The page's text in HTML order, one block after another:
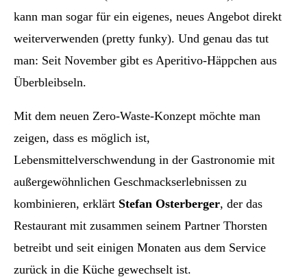
kann man sogar für ein eigenes, neues Angebot direkt
weiterverwenden (pretty funky). Und genau das tut
man: Seit November gibt es Aperitivo-Häppchen aus
Überbleibseln.
Mit dem neuen Zero-Waste-Konzept möchte man
zeigen, dass es möglich ist,
Lebensmittelverschwendung in der Gastronomie mit
außergewöhnlichen Geschmackserlebnissen zu
kombinieren, erklärt Stefan Osterberger, der das
Restaurant mit zusammen seinem Partner Thorsten
betreibt und seit einigen Monaten aus dem Service
zurück in die Küche gewechselt ist.